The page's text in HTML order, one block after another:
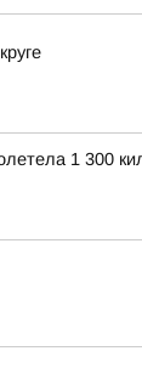
1 300